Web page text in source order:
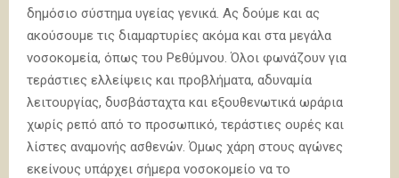
δημόσιο σύστημα υγείας γενικά. Ας δούμε και ας
ακούσουμε τις διαμαρτυρίες ακόμα και στα μεγάλα
νοσοκομεία, όπως του Ρεθύμνου. Όλοι φωνάζουν για
τεράστιες ελλείψεις και προβλήματα, αδυναμία
λειτουργίας, δυσβάσταχτα και εξουθενωτικά ωράρια
χωρίς ρεπό από το προσωπικό, τεράστιες ουρές και
λίστες αναμονής ασθενών. Όμως χάρη στους αγώνες
εκείνους υπάρχει σήμερα νοσοκομείο να το